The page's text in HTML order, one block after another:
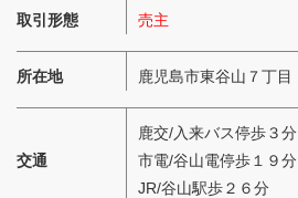
取引形態 売主
所在地 鹿児島市東谷山７丁目
交通
鹿交/入来バス停歩３分
市電/谷山電停歩１９分
JR/谷山駅歩２６分